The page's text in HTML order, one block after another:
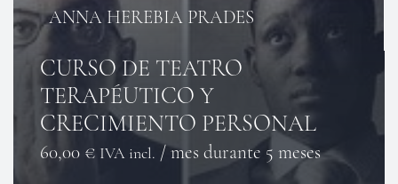
ANNA HEREBIA PRADES
CURSO DE TEATRO
TERAPÉUTICO Y
CRECIMIENTO PERSONAL
60,00 € IVA incl. / mes durante 5 meses